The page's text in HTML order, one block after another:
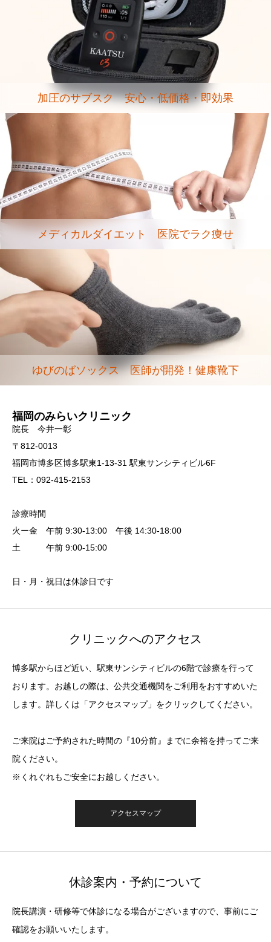
加圧のサブスク 安心・低価格・即効果
メディカルダイエット 医院でラク痩せ
ゆびのばソックス 医師が開発！健康靴下
福岡のみらいクリニック
院長 今井一彰
〒812-0013
福岡市博多区博多駅東1-13-31 駅東サンシティビル6F
TEL：092-415-2153
診療時間
火ー金 午前 9:30-13:00 午後 14:30-18:00
土 午前 9:00-15:00
日・月・祝日は休診日です
クリニックへのアクセス
博多駅からほど近い、駅東サンシティビルの6階で診療を行って
おります。お越しの際は、公共交通機関をご利用をおすすめいた
します。詳しくは「アクセスマップ」をクリックしてください。
ご来院はご予約された時間の『10分前』までに余裕を持ってご来
院ください。
※くれぐれもご安全にお越しください。
アクセスマップ
休診案内・予約について
院長講演・研修等で休診になる場合がございますので、事前にご
確認をお願いいたします。